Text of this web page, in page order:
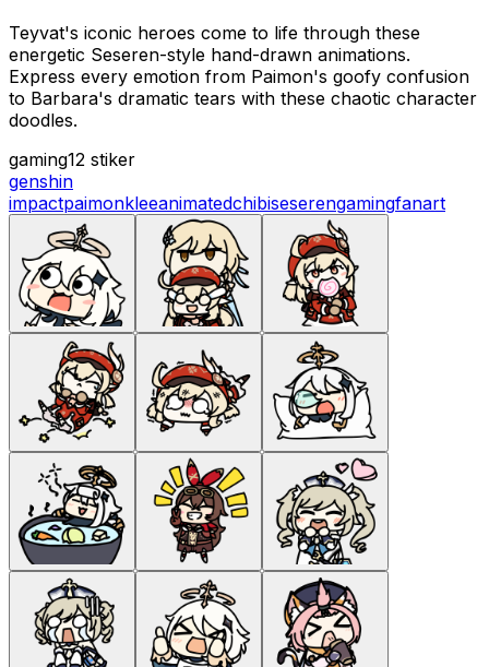
Teyvat's iconic heroes come to life through these
energetic Seseren-style hand-drawn animations.
Express every emotion from Paimon's goofy confusion
to Barbara's dramatic tears with these chaotic character
doodles.
gaming12 stiker
genshin
impactpaimonkleeanimatedchibiseserengamingfanart